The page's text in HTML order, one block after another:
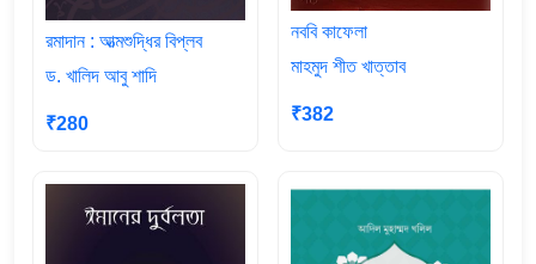
রমাদান : আত্মশুদ্ধির বিপ্লব
ড. খালিদ আবু শাদি
₹280
নববি কাফেলা
মাহমুদ শীত খাত্তাব
₹382